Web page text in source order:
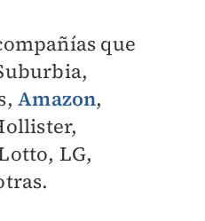
que
Amazon,
LG,